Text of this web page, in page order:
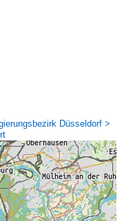
Düsseldorf >